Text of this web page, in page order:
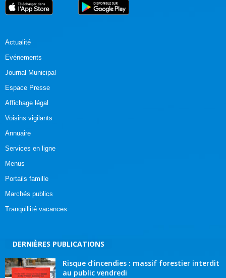
Actualité
Evénements
Journal Municipal
Espace Presse
Affichage légal
Voisins vigilants
Annuaire
Services en ligne
Menus
Portails famille
Marchés publics
Tranquillité vacances
DERNIÈRES PUBLICATIONS
Risque d’incendies : massif forestier interdit
au public vendredi